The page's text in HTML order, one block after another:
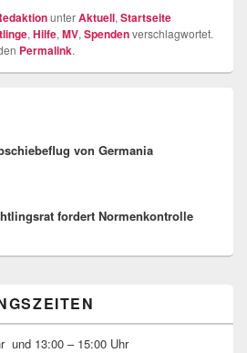
unterAktuell, Startseite
, Hilfe, MV, Spendenverschlagwortet.
Permalink.
von Germania
fordert Normenkontrolle
und 13:00 – 15:00 Uhr